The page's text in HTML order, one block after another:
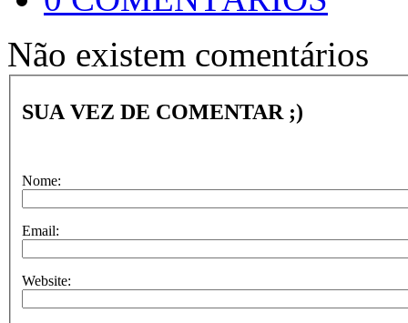
Não existem comentários
SUA VEZ DE COMENTAR ;)
Nome:
Email:
Website: